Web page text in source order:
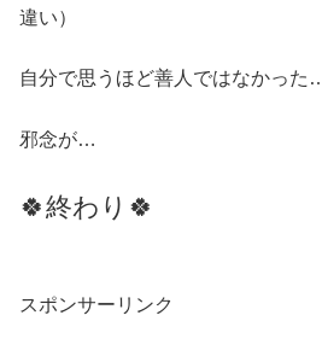
違い）
自分で思うほど善人ではなかっ
邪念が…
🍀終わり🍀
スポンサーリンク